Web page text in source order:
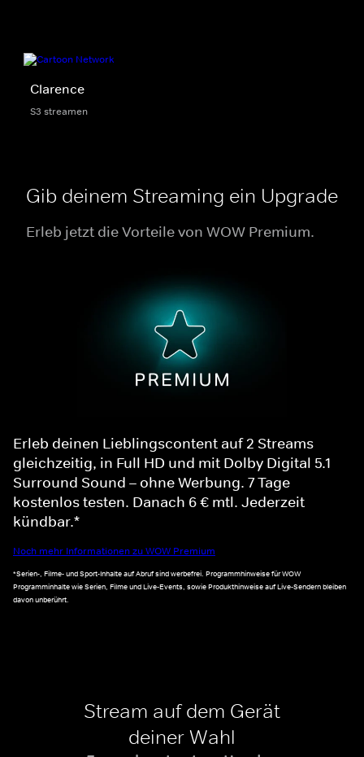
Clarence
S3 streamen
Gib deinem Streaming ein Upgrade
Erleb jetzt die Vorteile von WOW Premium.
Erleb deinen Lieblingscontent auf 2 Streams
gleichzeitig, in Full HD und mit Dolby Digital 5.1
Surround Sound – ohne Werbung. 7 Tage
kostenlos testen. Danach 6 € mtl. Jederzeit
kündbar.*
Noch mehr Informationen zu WOW Premium
*Serien-, Filme- und Sport-Inhalte auf Abruf sind werbefrei. Programmhinweise für WOW
Programminhalte wie Serien, Filme und Live-Events, sowie Produkthinweise auf Live-Sendern bleiben
davon unberührt.
Stream auf dem Gerät
deiner Wahl